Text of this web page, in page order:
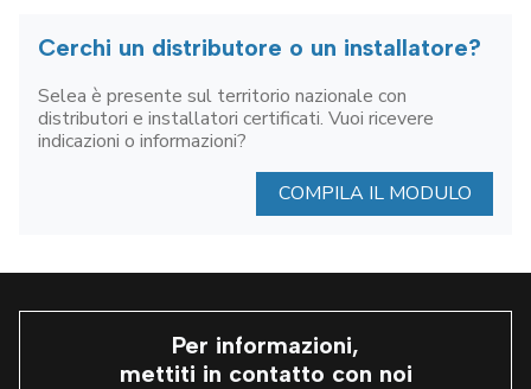
Cerchi un distributore o un installatore?
Selea è presente sul territorio nazionale con
distributori e installatori certificati. Vuoi ricevere
indicazioni o informazioni?
COMPILA IL MODULO
Per informazioni,
mettiti in contatto con noi